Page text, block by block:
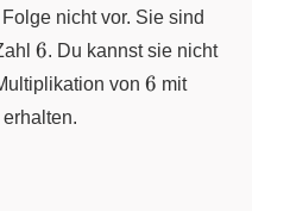
nicht vor. Sie sind
6
6. Du kannst sie nicht
von 6
6 mit